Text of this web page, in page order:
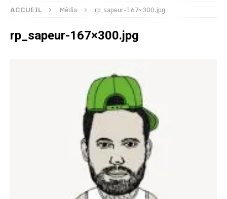
ACCUEIL Média rp_sapeur-167×300.jpg
rp_sapeur-167×300.jpg